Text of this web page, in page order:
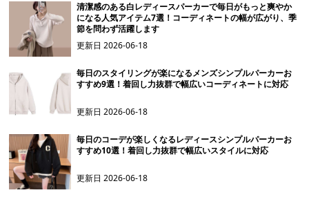
清潔感のある白レディースパーカーで毎日がもっと爽やか
になる人気アイテム7選！コーディネートの幅が広がり、季
節を問わず活躍します
更新日2026-06-18
毎日のスタイリングが楽になるメンズシンプルパーカーお
すすめ9選！着回し力抜群で幅広いコーディネートに対応
更新日2026-06-18
毎日のコーデが楽しくなるレディースシンプルパーカーお
すすめ10選！着回し力抜群で幅広いスタイルに対応
更新日2026-06-18